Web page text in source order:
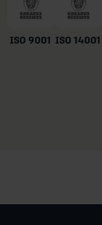
ISO 9001 ISO 14001